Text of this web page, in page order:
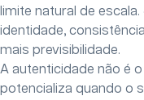
limite natural de
identidade,
mais previsibilidade.
A autenticidade não é
potencializa quando o